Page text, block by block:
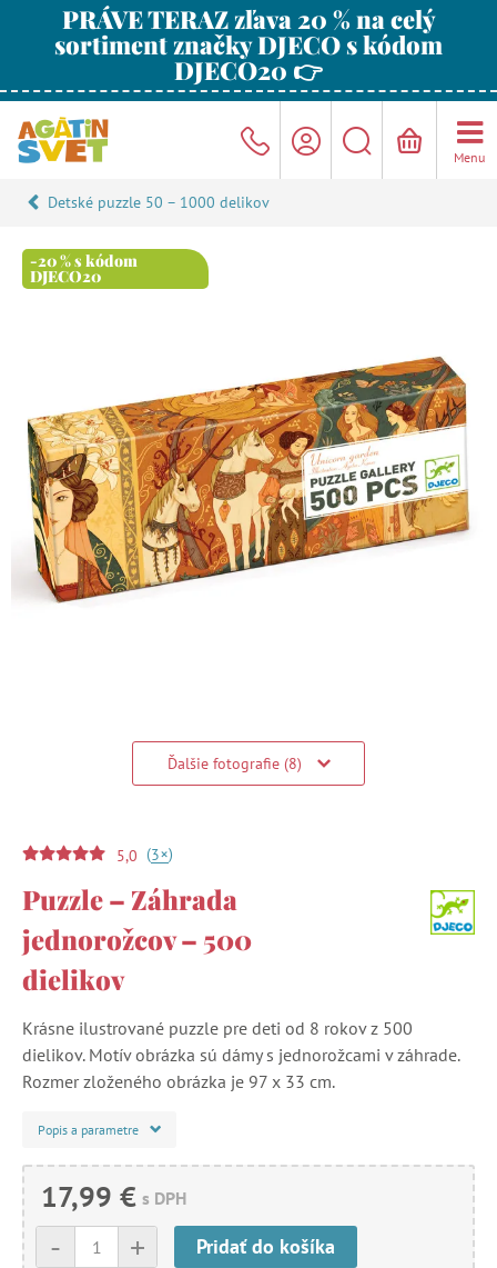
PRÁVE TERAZ zľava 20 % na celý
sortiment značky DJECO s kódom
DJECO20 👉
Menu
Detské puzzle 50 – 1000 delikov
-20 % s kódom
DJECO20
Ďalšie fotografie (8)
5,0 (3+)
Puzzle – Záhrada
jednorožcov – 500
dielikov
Krásne ilustrované puzzle pre deti od 8 rokov z 500
dielikov. Motív obrázka sú dámy s jednorožcami v záhrade.
Rozmer zloženého obrázka je 97 x 33 cm.
Popis a parametre
17,99 € s DPH
+
- Pridať do košíka